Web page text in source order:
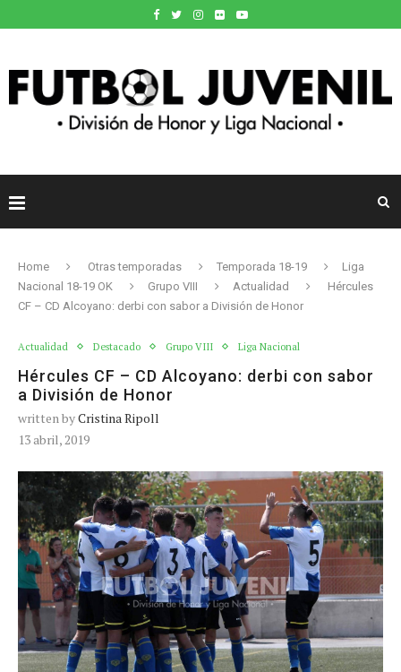
Home Otras temporadas Temporada 18-19
Liga
Nacional 18-19 OK
Grupo VIII Actualidad
Hércules
CF – CD Alcoyano: derbi con sabor a División de Honor
Actualidad Destacado Grupo VIII Liga Nacional
Hércules CF – CD Alcoyano: derbi con sabor
a División de Honor
written byCristina Ripoll
13 abril, 2019